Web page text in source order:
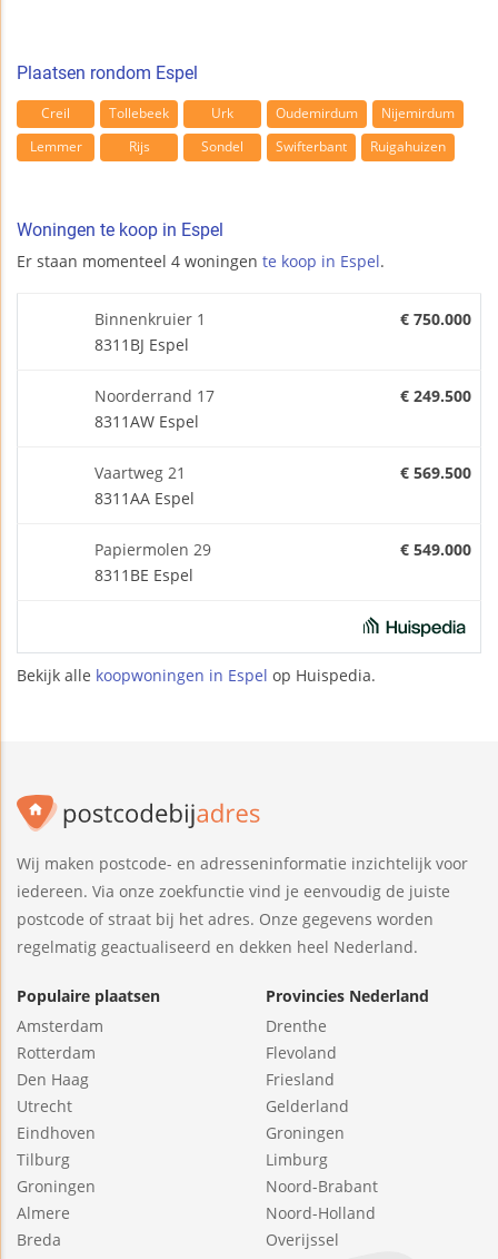
Plaatsen rondom Espel
Creil Tollebeek Urk Oudemirdum
Nijemirdum
Lemmer
Rijs Sondel Swifterbant Ruigahuizen
Woningen te koop in Espel
Er staan momenteel 4 woningen te koop in Espel.
Binnenkruier 1
8311BJ Espel
€ 750.000
Noorderrand 17
8311AW Espel
€ 249.500
Vaartweg 21
8311AA Espel
€ 569.500
Papiermolen 29
8311BE Espel
€ 549.000
Bekijk alle koopwoningen in Espel op Huispedia.
Wij maken postcode- en adresseninformatie inzichtelijk voor
iedereen. Via onze zoekfunctie vind je eenvoudig de juiste
postcode of straat bij het adres. Onze gegevens worden
regelmatig geactualiseerd en dekken heel Nederland.
Populaire plaatsen
Amsterdam
Rotterdam
Den Haag
Utrecht
Eindhoven
Tilburg
Groningen
Almere
Breda
Provincies Nederland
Drenthe
Flevoland
Friesland
Gelderland
Groningen
Limburg
Noord-Brabant
Noord-Holland
Overijssel